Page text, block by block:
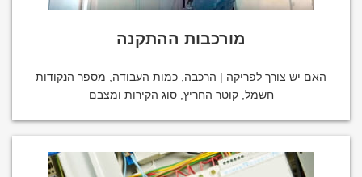
מורכבות ההתקנה
האם יש צורך לפריקה | הרכבה, כמות העבודה, מספר הנקודות
חשמל, קוטר החריץ, סוג הקירות ומצבם